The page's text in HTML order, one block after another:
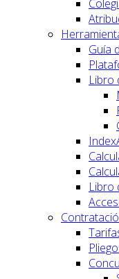
Guía
Libro
Libro